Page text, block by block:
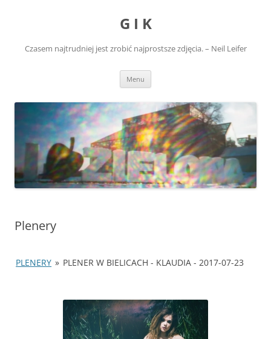
G I K
Czasem najtrudniej jest zrobić najprostsze zdjęcia. – Neil Leifer
Menu
Plenery
PLENERY » PLENER W BIELICACH - KLAUDIA - 2017-07-23